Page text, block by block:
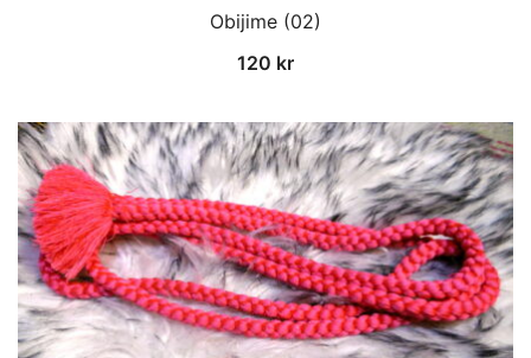
Obijime (02)
120 kr